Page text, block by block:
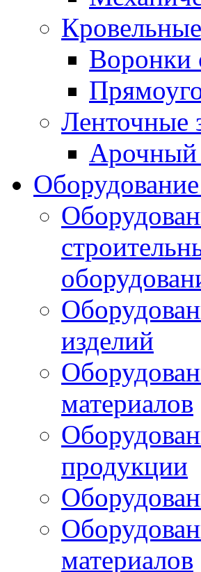
Воронки
Ленточные
Арочный
изделий
материалов
продукции
материалов